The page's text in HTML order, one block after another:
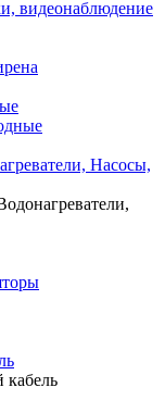
видеонаблюдение
Насосы,